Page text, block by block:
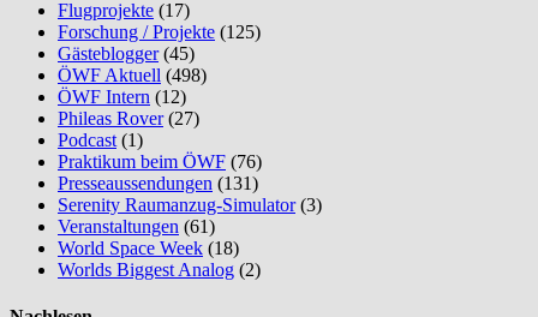
Flugprojekte (17)
Forschung / Projekte (125)
Gästeblogger(45)
ÖWF Aktuell (498)
ÖWF Intern (12)
Phileas Rover(27)
Podcast (1)
Praktikum beim ÖWF (76)
Presseaussendungen (131)
Serenity Raumanzug-Simulator(3)
Veranstaltungen (61)
World Space Week (18)
Worlds Biggest Analog (2)